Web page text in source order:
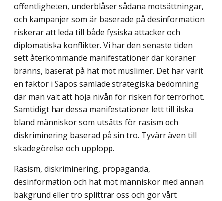
offentligheten, underblåser sådana motsättningar,
och kampanjer som är baserade på desinformation
riskerar att leda till både fysiska attacker och
diplomatiska konflikter. Vi har den senaste tiden
sett återkommande manifestationer där koraner
bränns, baserat på hat mot muslimer. Det har varit
en faktor i Säpos samlade strategiska bedömning
där man valt att höja nivån för risken för terror­hot.
Samtidigt har dessa manifestationer lett till ilska
bland människor som utsätts för rasism och
diskriminering baserad på sin tro. Tyvärr även till
skadegörelse och upplopp.
Rasism, diskriminering, propaganda,
desinformation och hat mot människor med annan
bakgrund eller tro splittrar oss och gör vårt